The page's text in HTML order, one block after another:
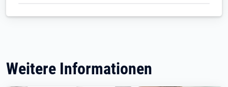
Weitere Informationen